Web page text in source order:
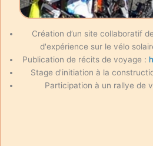
Création d’un site collaboratif
d'expérience sur le vélo
Publication de récits de voyage :
Stage d'initiation à la
Participation à un rallye de